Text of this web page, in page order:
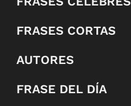
FRASES CORTAS
AUTORES
FRASE DEL DÍA